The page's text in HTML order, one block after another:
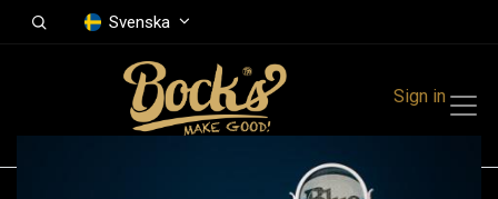
Svenska
Sign in